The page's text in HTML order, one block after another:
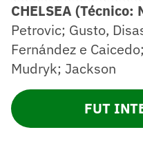
CHELSEA
Petrovic; Gusto,
Fernández e
Mudryk; Jackson
FUT